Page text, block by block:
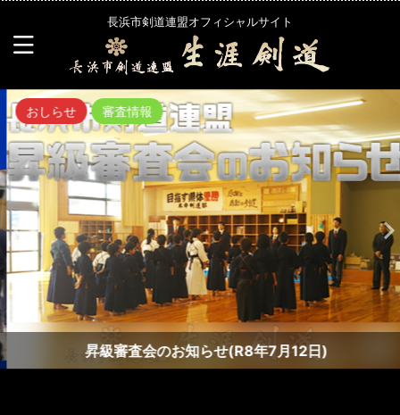
長浜市剣道連盟オフィシャルサイト
おしらせ 審査情報
昇級審査会のお知らせ(R8年7月12日)